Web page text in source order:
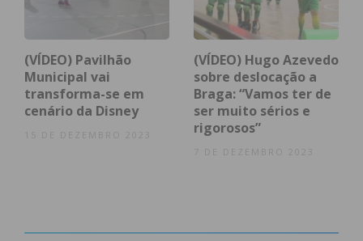
(VÍDEO) Pavilhão
Municipal vai
transforma-se em
cenário da Disney
(VÍDEO) Hugo Azevedo
sobre deslocação a
Braga: “Vamos ter de
ser muito sérios e
rigorosos”
7 DE DEZEMBRO 2023